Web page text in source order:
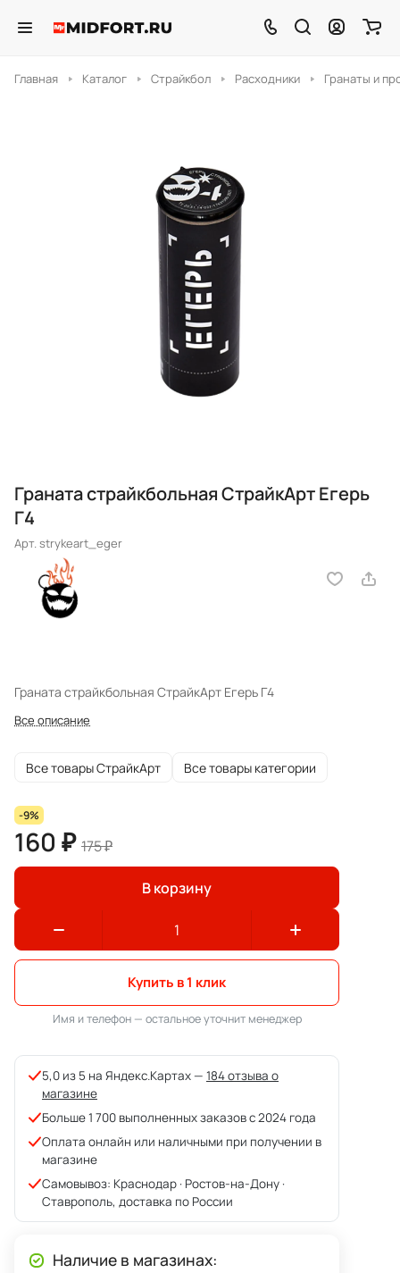
Главная Каталог Страйкбол Расходники Гранаты и
Граната страйкбольная СтрайкАрт Егерь
Г4
Арт.strykeart_eger
Граната страйкбольная СтрайкАрт Егерь Г4
Все описание
Все товары СтрайкАрт Все товары категории
-9%
160 ₽ 175 ₽
В корзину
Купить в 1 клик
Имя и телефон — остальное уточнит менеджер
5,0 из 5 на Яндекс.Картах — 184 отзыва о
магазине
Больше 1 700 выполненных заказов с 2024 года
Оплата онлайн или наличными при получении в
магазине
Самовывоз: Краснодар · Ростов-на-Дону ·
Ставрополь, доставка по России
Наличие в магазинах: